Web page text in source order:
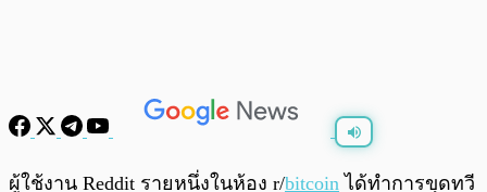
0:00
ผู้ใช้งาน Reddit รายหนึ่งในห้อง r/bitcoin ได้ทำการขุดทวี